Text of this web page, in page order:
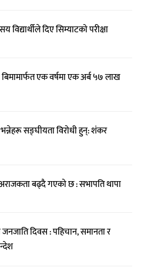
दिए सिम्याटको परीक्षा
एक वर्षमा एक अर्ब ५७ लाख
सङ्घीयता विरोधी हुन्: शंकर
बढ्दै गएको छ : सभापति थापा
दिवस : पहिचान, समानता र